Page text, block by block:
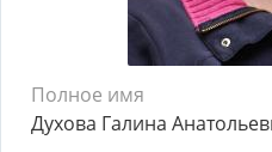
Полное имя
Духова Галина